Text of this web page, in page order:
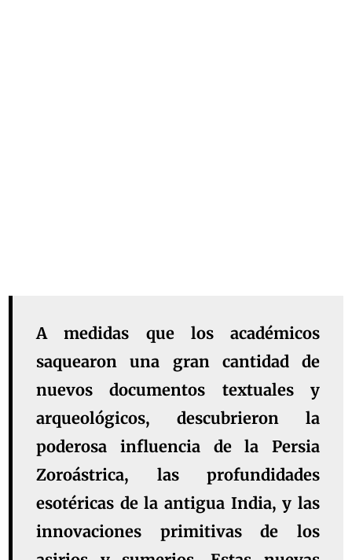
A medidas que los académicos
saquearon una gran cantidad de
nuevos documentos textuales y
arqueológicos, descubrieron la
poderosa influencia de la Persia
Zoroástrica, las profundidades
esotéricas de la antigua India, y las
innovaciones primitivas de los